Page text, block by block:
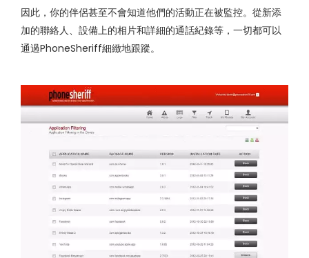
因此，你的伴侶甚至不會知道他們的活動正在被監控。從新添
加的聯絡人、設備上的相片和詳細的通話紀錄等，一切都可以
通過PhoneSheriff細緻地跟蹤。